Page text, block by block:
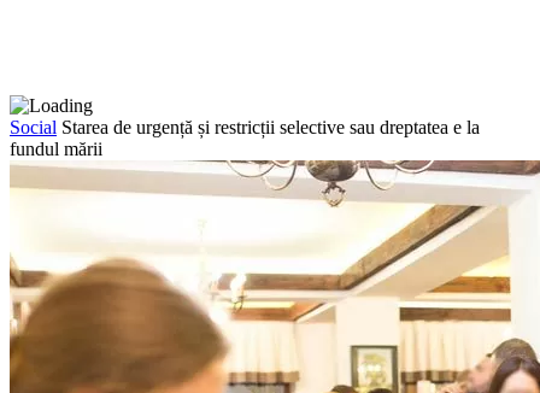
Social Starea de urgență și restricții selective sau dreptatea e la
fundul mării